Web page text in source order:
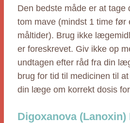
Den bedste måde er at tage
tom mave (mindst 1 time før
måltider). Brug ikke
er foreskrevet. Giv ikke op
undtagen efter råd fra din
brug for tid til medicinen til
din læge om korrekt dosis
Digoxanova